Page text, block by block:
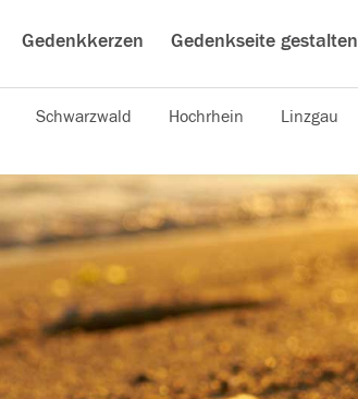
Gedenkkerzen Gedenkseite gestalten
Schwarzwald Hochrhein Linzgau